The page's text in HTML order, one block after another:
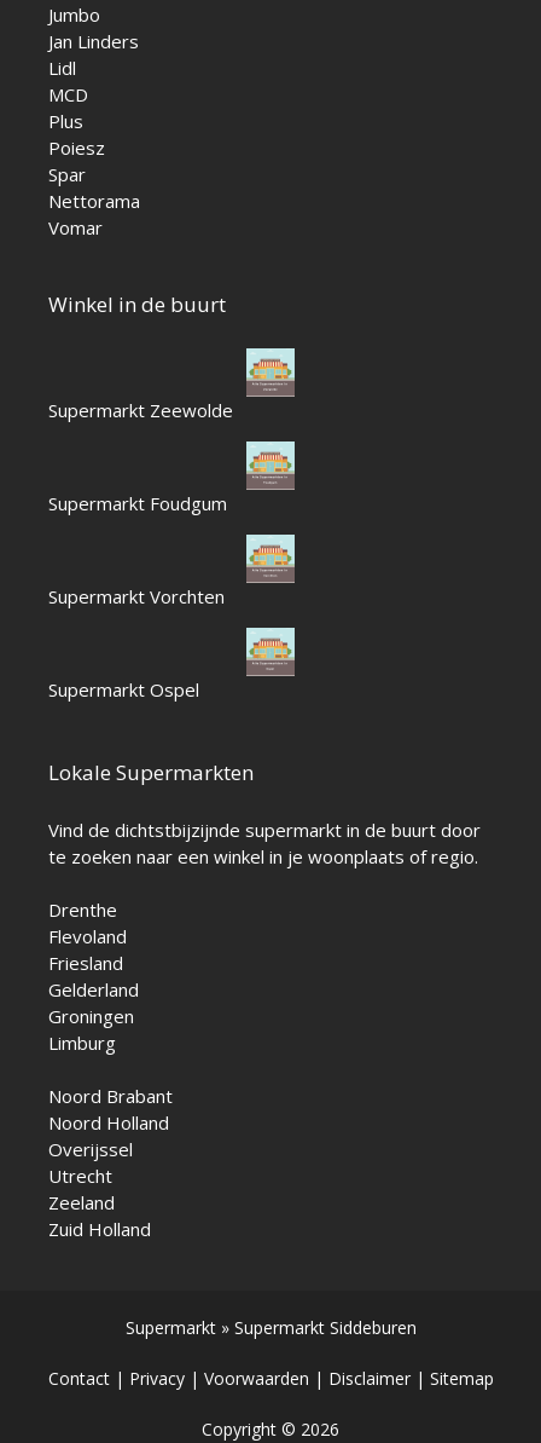
Jumbo
Jan Linders
Lidl
MCD
Plus
Poiesz
Spar
Nettorama
Vomar
Winkel in de buurt
Supermarkt Zeewolde
Supermarkt Foudgum
Supermarkt Vorchten
Supermarkt Ospel
Lokale Supermarkten
Vind de dichtstbijzijnde supermarkt in de buurt door
te zoeken naar een winkel in je woonplaats of regio.
Drenthe
Flevoland
Friesland
Gelderland
Groningen
Limburg
Noord Brabant
Noord Holland
Overijssel
Utrecht
Zeeland
Zuid Holland
Supermarkt» Supermarkt Siddeburen
Contact| Privacy| Voorwaarden | Disclaimer| Sitemap
Copyright © 2026